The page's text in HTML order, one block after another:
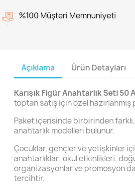
%100 Müşteri Memnuniyeti
Açıklama Ürün Detayları
Karışık Figür Anahtarlık Seti 50
toptan satış için özel
Paket içerisinde birbirinden
anahtarlık modelleri bulunur.
Çocuklar, gençler ve yetişkinler
anahtarlıklar; okul etkinlikleri,
organizasyonlar ve promosyon
tercihtir.